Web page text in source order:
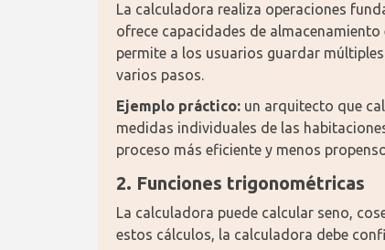
La calculadora realiza operaciones
ofrece capacidades de
permite a los usuarios guardar
varios pasos.
Ejemplo práctico: un arquitecto que
medidas individuales de las
proceso más eficiente y menos
2. Funciones trigonométricas
La calculadora puede calcular seno,
estos cálculos, la calculadora debe